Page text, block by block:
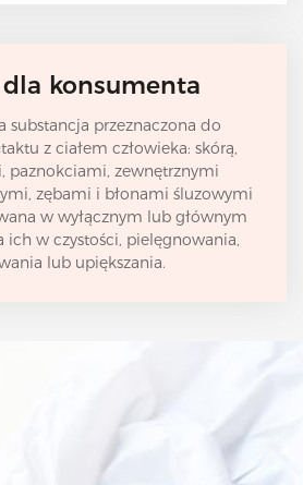
konsumenta
substancja przeznaczona do
z ciałem człowieka: skórą,
paznokciami, zewnętrznymi
zębami i błonami śluzowymi
w wyłącznym lub głównym
ich w czystości, pielęgnowania,
lub upiększania.